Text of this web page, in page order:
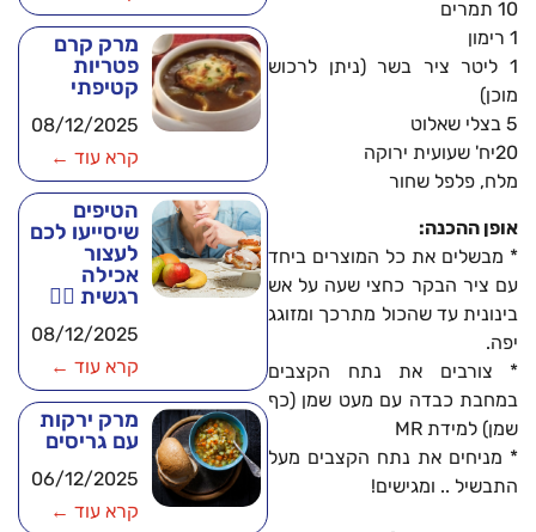
10 תמרים
1 רימון
1 ליטר ציר בשר (ניתן לרכוש
מוכן)
5 בצלי שאלוט
20יח' שעועית ירוקה
מלח, פלפל שחור
אופן ההכנה:
* מבשלים את כל המוצרים ביחד
עם ציר הבקר כחצי שעה על אש
בינונית עד שהכול מתרכך ומזוגג
יפה.
* צורבים את נתח הקצבים
במחבת כבדה עם מעט שמן (כף
שמן) למידת MR
* מניחים את נתח הקצבים מעל
התבשיל .. ומגישים!
מרק קרם
פטריות
קטיפתי
08/12/2025
קרא עוד ←
הטיפים
שיסייעו לכם
לעצור
אכילה
רגשית 🧘‍♂️
08/12/2025
קרא עוד ←
מרק ירקות
עם גריסים
06/12/2025
קרא עוד ←